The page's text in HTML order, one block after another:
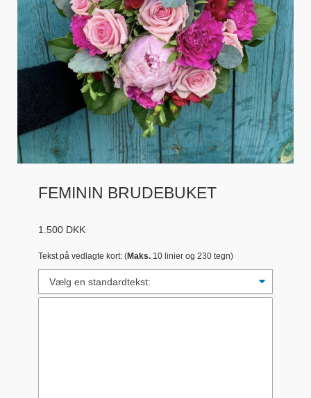
GALLERI
OM CARLA BLOMSTER
FEMININ BRUDEBUKET
1.500 DKK
Tekst på vedlagte kort: (Maks. 10 linier og 230 tegn)